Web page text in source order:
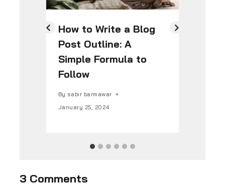
How to Write a Blog
Post Outline: A
Simple Formula to
Follow
By sabir barmawar
January 25, 2024
3 Comments